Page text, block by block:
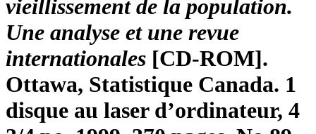
vieillissement de la population.
Une analyse et une revue
internationales [CD-ROM].
Ottawa, Statistique Canada. 1
disque au laser d’ordinateur, 4